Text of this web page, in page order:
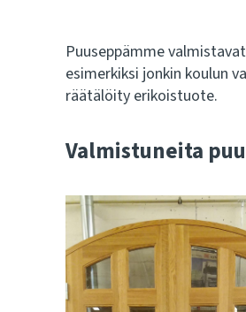
Puuseppämme
esimerkiksi jonkin koulun
räätälöity erikoistuote.
Valmistuneita